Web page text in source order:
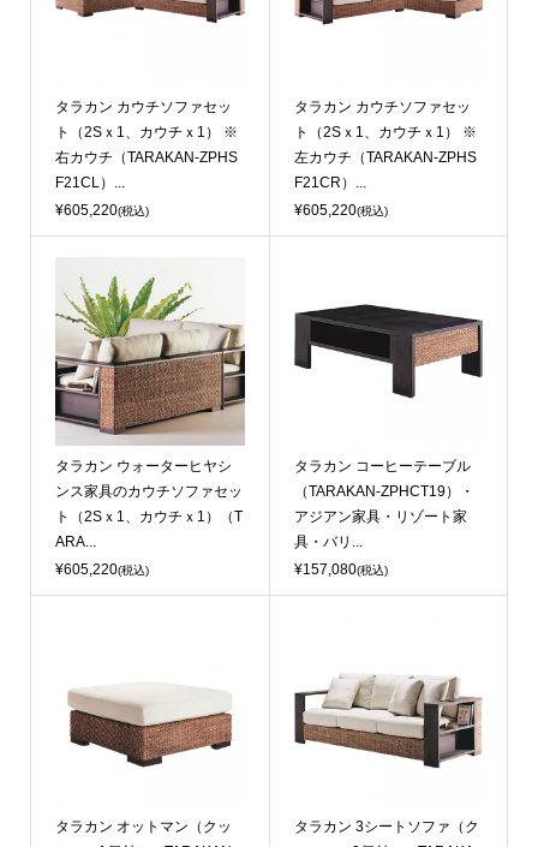
タラカン カウチソファセッ
ト（2Sｘ1、カウチｘ1） ※
右カウチ（TARAKAN-ZPHS
F21CL）...
¥605,220(税込)
タラカン カウチソファセッ
ト（2Sｘ1、カウチｘ1） ※
左カウチ（TARAKAN-ZPHS
F21CR）...
¥605,220(税込)
タラカン ウォーターヒヤシ
ンス家具のカウチソファセッ
ト（2Sｘ1、カウチｘ1）（T
ARA...
¥605,220(税込)
タラカン コーヒーテーブル
（TARAKAN-ZPHCT19）・
アジアン家具・リゾート家
具・バリ...
¥157,080(税込)
タラカン オットマン（クッ
タラカン 3シートソファ（ク